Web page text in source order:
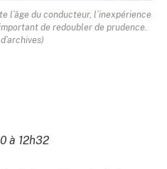
l’âge du conducteur, l’inexpérience
de redoubler de prudence.
à 12h32